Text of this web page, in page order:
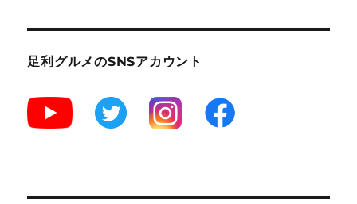
の
和
菓
足利グルメのSNSアカウント